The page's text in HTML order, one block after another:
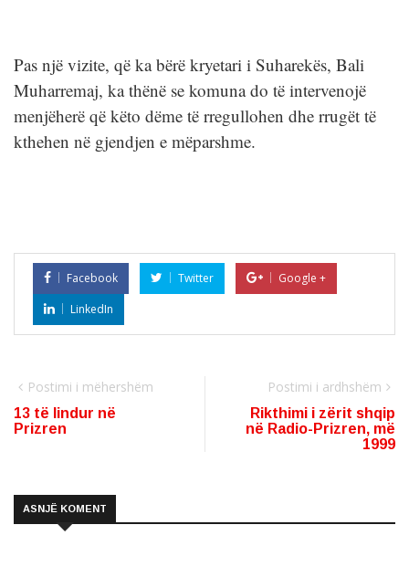
Pas një vizite, që ka bërë kryetari i Suharekës, Bali
Muharremaj, ka thënë se komuna do të intervenojë
menjëherë që këto dëme të rregullohen dhe rrugët të
kthehen në gjendjen e mëparshme.
Facebook Twitter
Google +
LinkedIn
Postimi i mëhershëm
13 të lindur në
Prizren
Postimi i ardhshëm
Rikthimi i zërit shqip
në Radio-Prizren, më
1999
ASNJË KOMENT